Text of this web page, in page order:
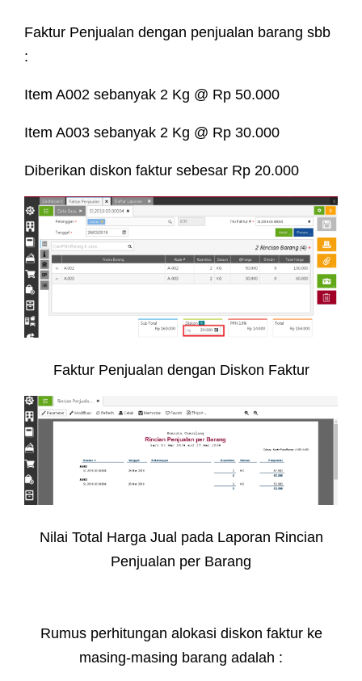
Faktur Penjualan dengan penjualan barang sbb
:
Item A002 sebanyak 2 Kg @ Rp 50.000
Item A003 sebanyak 2 Kg @ Rp 30.000
Diberikan diskon faktur sebesar Rp 20.000
Faktur Penjualan dengan Diskon Faktur
Nilai Total Harga Jual pada Laporan Rincian
Penjualan per Barang
Rumus perhitungan alokasi diskon faktur ke
masing-masing barang adalah :